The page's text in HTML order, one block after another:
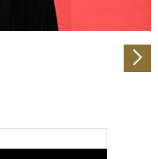
möglicherweise mit
Sie ihnen bereitgestellt